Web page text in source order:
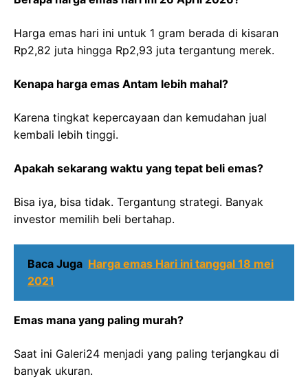
Harga emas hari ini untuk 1 gram berada di kisaran
Rp2,82 juta hingga Rp2,93 juta tergantung merek.
Kenapa harga emas Antam lebih mahal?
Karena tingkat kepercayaan dan kemudahan jual
kembali lebih tinggi.
Apakah sekarang waktu yang tepat beli emas?
Bisa iya, bisa tidak. Tergantung strategi. Banyak
investor memilih beli bertahap.
Baca Juga Harga emas Hari ini tanggal 18 mei
2021
Emas mana yang paling murah?
Saat ini Galeri24 menjadi yang paling terjangkau di
banyak ukuran.